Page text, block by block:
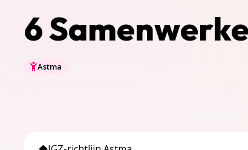
6
Astma